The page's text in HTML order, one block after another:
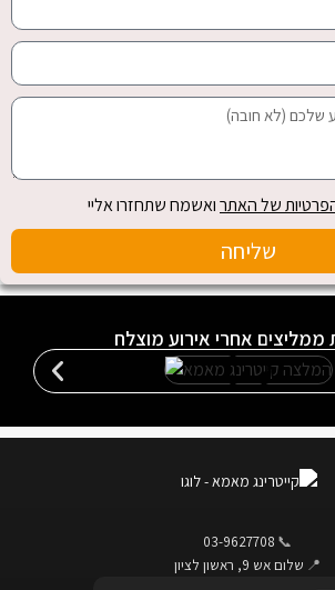
הפרטיות של האתרואשמח שתחזרו אליי
שליחה
ממליצים אחרי אירוע מוצלח
📞
03-9627708
📍 שלום אש 9, ראשון לציון